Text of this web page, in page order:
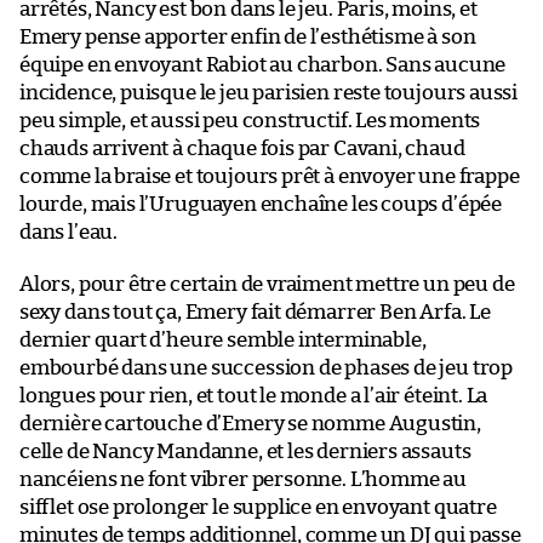
arrêtés, Nancy est bon dans le jeu. Paris, moins, et
Emery pense apporter enfin de l’esthétisme à son
équipe en envoyant Rabiot au charbon. Sans aucune
incidence, puisque le jeu parisien reste toujours aussi
peu simple, et aussi peu constructif. Les moments
chauds arrivent à chaque fois par Cavani, chaud
comme la braise et toujours prêt à envoyer une frappe
lourde, mais l’Uruguayen enchaîne les coups d’épée
dans l’eau.
Alors, pour être certain de vraiment mettre un peu de
sexy dans tout ça, Emery fait démarrer Ben Arfa. Le
dernier quart d’heure semble interminable,
embourbé dans une succession de phases de jeu trop
longues pour rien, et tout le monde a l’air éteint. La
dernière cartouche d’Emery se nomme Augustin,
celle de Nancy Mandanne, et les derniers assauts
nancéiens ne font vibrer personne. L’homme au
sifflet ose prolonger le supplice en envoyant quatre
minutes de temps additionnel, comme un DJ qui passe